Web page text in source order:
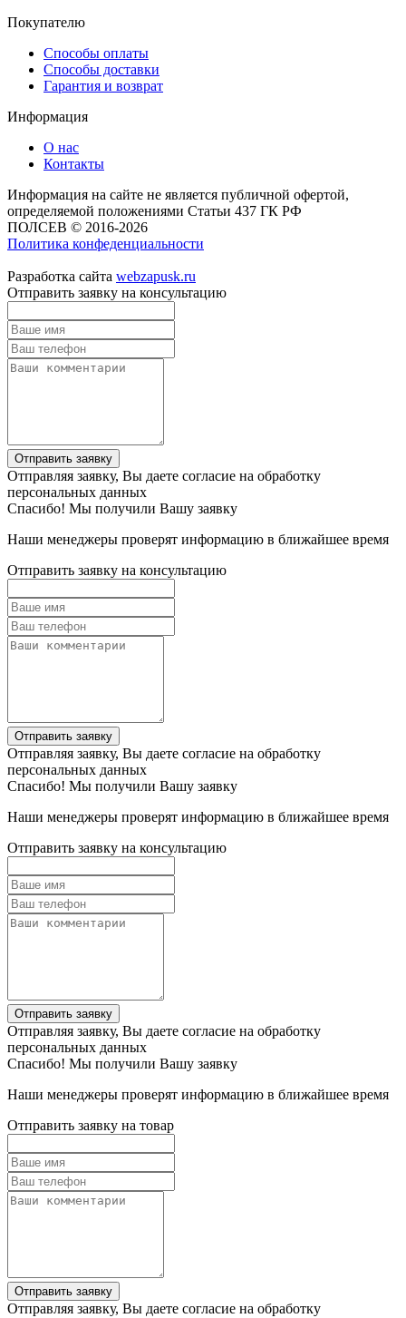
Покупателю
Способы оплаты
Способы доставки
Гарантия и возврат
Информация
О нас
Контакты
Информация на сайте не является публичной офертой,
определяемой положениями Статьи 437 ГК РФ
ПОЛСЕВ © 2016-2026
Политика конфеденциальности
Разработка сайта webzapusk.ru
Отправить заявку на консультацию
Отправить заявку
Отправляя заявку, Вы даете согласие на обработку
персональных данных
Спасибо! Мы получили Вашу заявку
Наши менеджеры проверят информацию в ближайшее время
Отправить заявку на консультацию
Отправить заявку
Отправляя заявку, Вы даете согласие на обработку
персональных данных
Спасибо! Мы получили Вашу заявку
Наши менеджеры проверят информацию в ближайшее время
Отправить заявку на консультацию
Отправить заявку
Отправляя заявку, Вы даете согласие на обработку
персональных данных
Спасибо! Мы получили Вашу заявку
Наши менеджеры проверят информацию в ближайшее время
Отправить заявку на товар
Отправить заявку
Отправляя заявку, Вы даете согласие на обработку